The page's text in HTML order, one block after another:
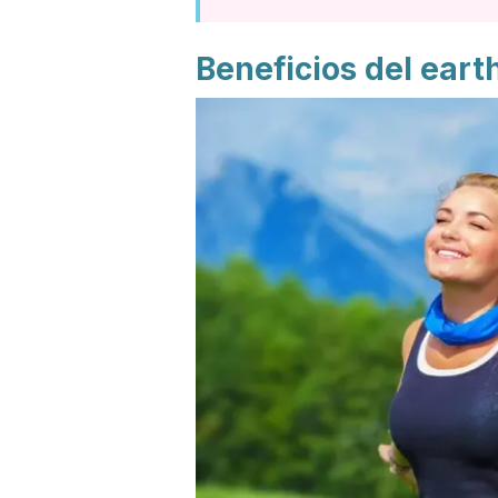
Beneficios del